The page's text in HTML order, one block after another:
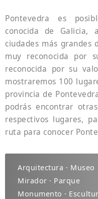
Pontevedra es
conocida de
ciudades más grandes
muy reconocida por
reconocida por su
mostraremos 100
provincia de
podrás encontrar
respectivos lugares,
ruta para conocer
Arquitectura · Museo
Mirador · Parque
Monumento ·